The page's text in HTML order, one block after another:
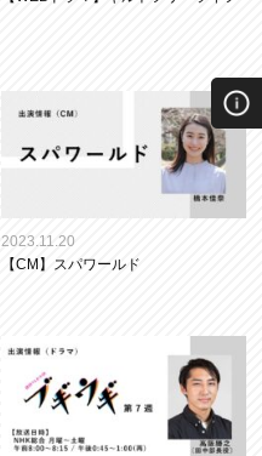
2023.11.20
【CM】スパワールド